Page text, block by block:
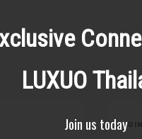
LUXUO
Join us today